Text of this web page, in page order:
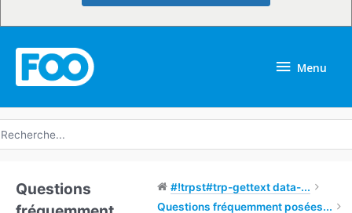
Menu
Questions
#!trpst#trp-gettext data-...
Questions fréquemment posées...